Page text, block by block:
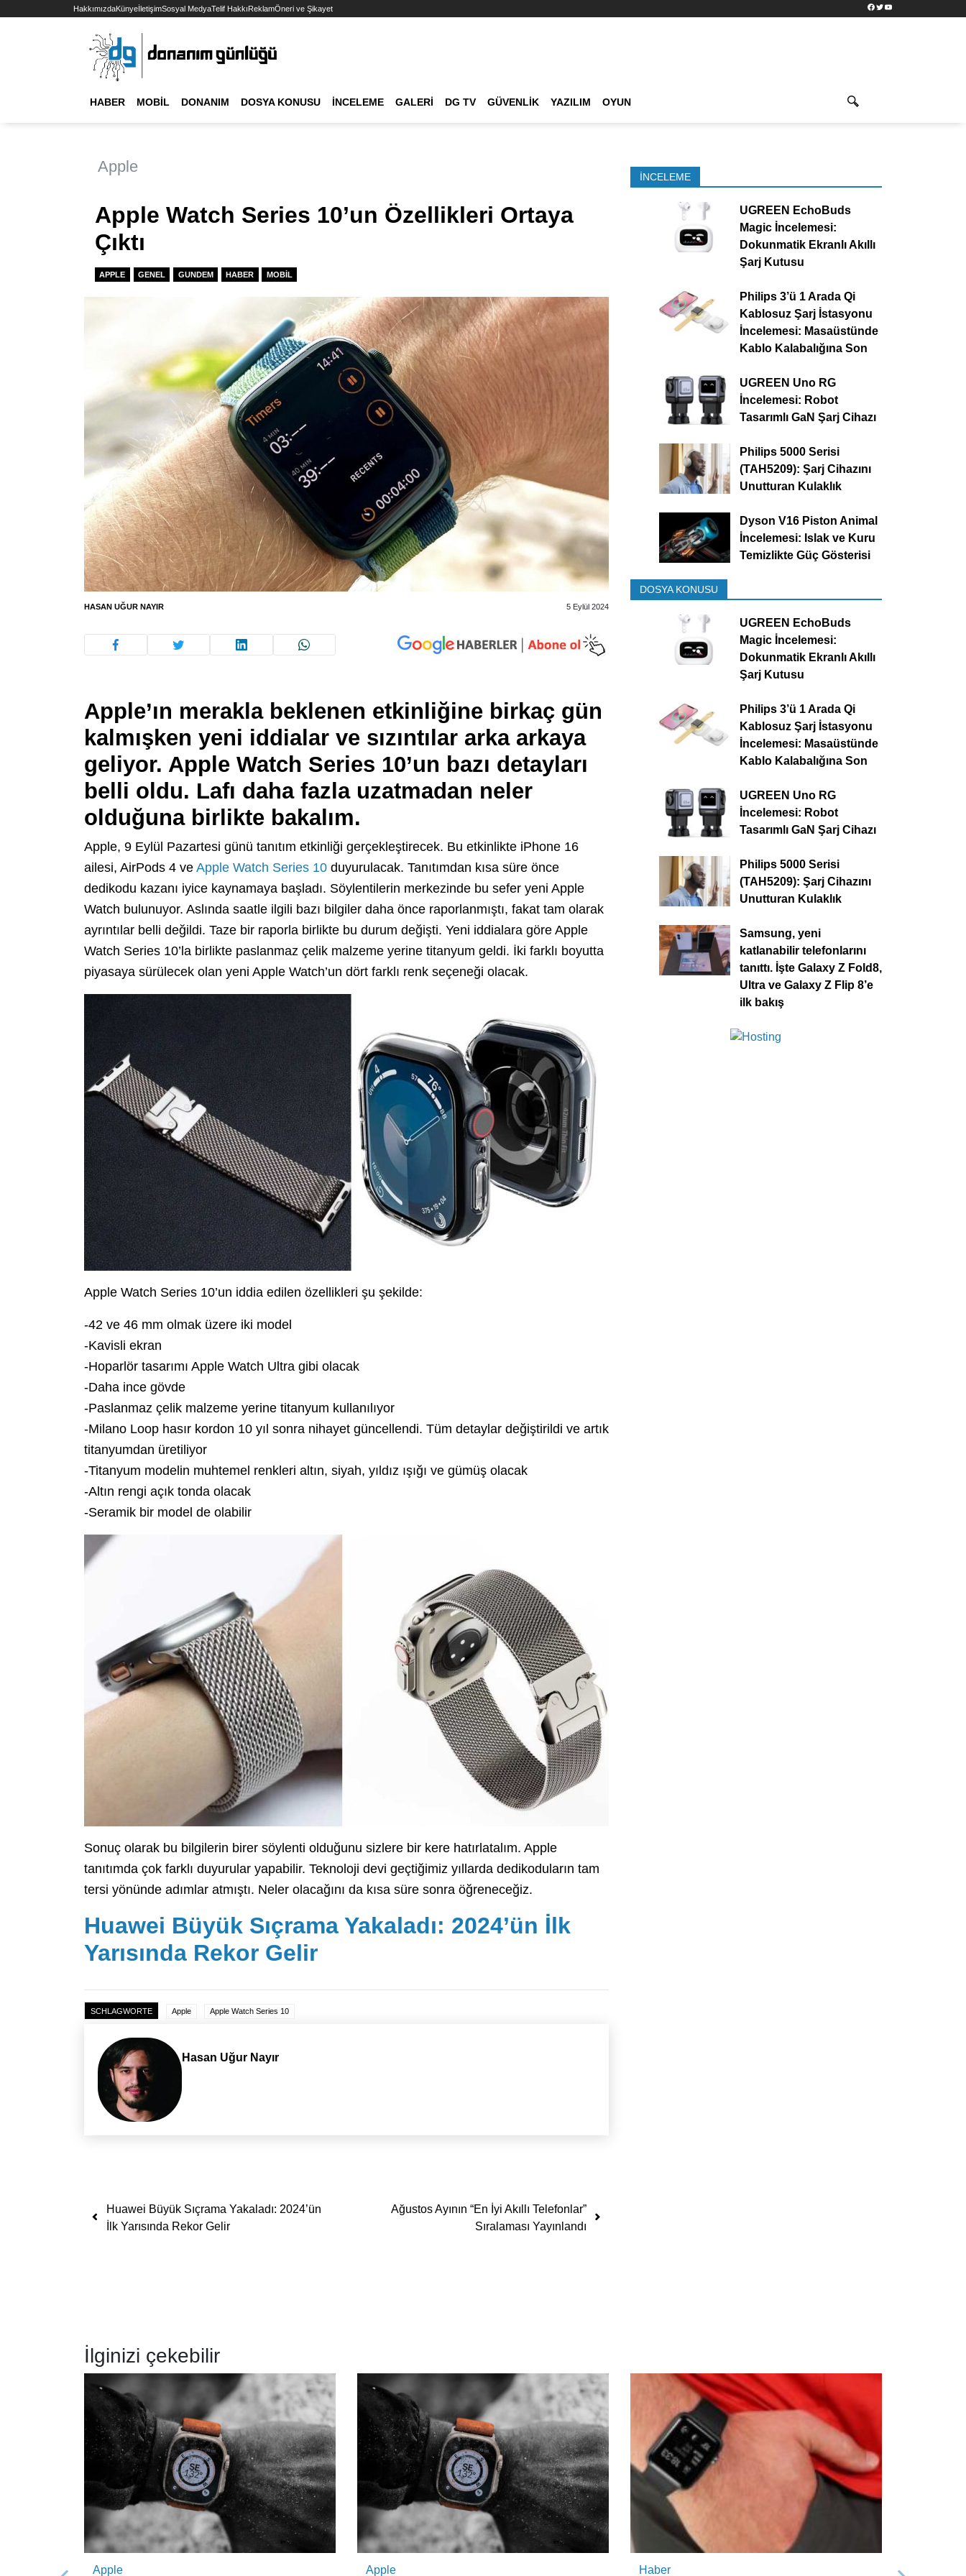
HakkımızdaKünyeİletişimSosyal MedyaTelif HakkıReklamÖneri ve Şikayet Facebook
TwitterYouTube
HABER MOBIL DONANIM DOSYA KONUSU İNCELEME GALERI DG TV GÜVENLIK YAZILIM OYUN
Apple
Apple Watch Series 10’un Özellikleri Ortaya
Çıktı
APPLE GENEL GUNDEM HABER MOBIL
HASAN UĞUR NAYIR 5 Eylül 2024
Apple’ın merakla beklenen etkinliğine birkaç gün
kalmışken yeni iddialar ve sızıntılar arka arkaya
geliyor. Apple Watch Series 10’un bazı detayları
belli oldu. Lafı daha fazla uzatmadan neler
olduğuna birlikte bakalım.
Apple, 9 Eylül Pazartesi günü tanıtım etkinliği gerçekleştirecek. Bu etkinlikte iPhone 16
ailesi, AirPods 4 ve Apple Watch Series 10 duyurulacak. Tanıtımdan kısa süre önce
dedikodu kazanı iyice kaynamaya başladı. Söylentilerin merkezinde bu sefer yeni Apple
Watch bulunuyor. Aslında saatle ilgili bazı bilgiler daha önce raporlanmıştı, fakat tam olarak
ayrıntılar belli değildi. Taze bir raporla birlikte bu durum değişti. Yeni iddialara göre Apple
Watch Series 10’la birlikte paslanmaz çelik malzeme yerine titanyum geldi. İki farklı boyutta
piyasaya sürülecek olan yeni Apple Watch’un dört farklı renk seçeneği olacak.
Apple Watch Series 10’un iddia edilen özellikleri şu şekilde:
-42 ve 46 mm olmak üzere iki model
-Kavisli ekran
-Hoparlör tasarımı Apple Watch Ultra gibi olacak
-Daha ince gövde
-Paslanmaz çelik malzeme yerine titanyum kullanılıyor
-Milano Loop hasır kordon 10 yıl sonra nihayet güncellendi. Tüm detaylar değiştirildi ve artık
titanyumdan üretiliyor
-Titanyum modelin muhtemel renkleri altın, siyah, yıldız ışığı ve gümüş olacak
-Altın rengi açık tonda olacak
-Seramik bir model de olabilir
Sonuç olarak bu bilgilerin birer söylenti olduğunu sizlere bir kere hatırlatalım. Apple
tanıtımda çok farklı duyurular yapabilir. Teknoloji devi geçtiğimiz yıllarda dedikoduların tam
tersi yönünde adımlar atmıştı. Neler olacağını da kısa süre sonra öğreneceğiz.
Huawei Büyük Sıçrama Yakaladı: 2024’ün İlk
Yarısında Rekor Gelir
SCHLAGWORTE Apple Apple Watch Series 10
Hasan Uğur Nayır
Yazı dolaşımı
Huawei Büyük Sıçrama Yakaladı: 2024’ün
İlk Yarısında Rekor Gelir
Ağustos Ayının “En İyi Akıllı Telefonlar”
Sıralaması Yayınlandı
İNCELEME
UGREEN EchoBuds
Magic İncelemesi:
Dokunmatik Ekranlı Akıllı
Şarj Kutusu
Philips 3’ü 1 Arada Qi
Kablosuz Şarj İstasyonu
İncelemesi: Masaüstünde
Kablo Kalabalığına Son
UGREEN Uno RG
İncelemesi: Robot
Tasarımlı GaN Şarj Cihazı
Philips 5000 Serisi
(TAH5209): Şarj Cihazını
Unutturan Kulaklık
Dyson V16 Piston Animal
İncelemesi: Islak ve Kuru
Temizlikte Güç Gösterisi
DOSYA KONUSU
UGREEN EchoBuds
Magic İncelemesi:
Dokunmatik Ekranlı Akıllı
Şarj Kutusu
Philips 3’ü 1 Arada Qi
Kablosuz Şarj İstasyonu
İncelemesi: Masaüstünde
Kablo Kalabalığına Son
UGREEN Uno RG
İncelemesi: Robot
Tasarımlı GaN Şarj Cihazı
Philips 5000 Serisi
(TAH5209): Şarj Cihazını
Unutturan Kulaklık
Samsung, yeni
katlanabilir telefonlarını
tanıttı. İşte Galaxy Z Fold8,
Ultra ve Galaxy Z Flip 8’e
ilk bakış
İlginizi çekebilir
Apple Apple Haber